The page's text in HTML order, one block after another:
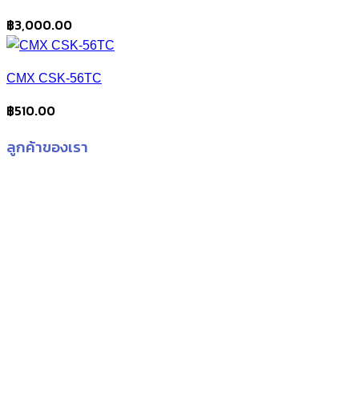
฿3,000.00
CMX CSK-56TC
฿510.00
ลูกค้าของเรา